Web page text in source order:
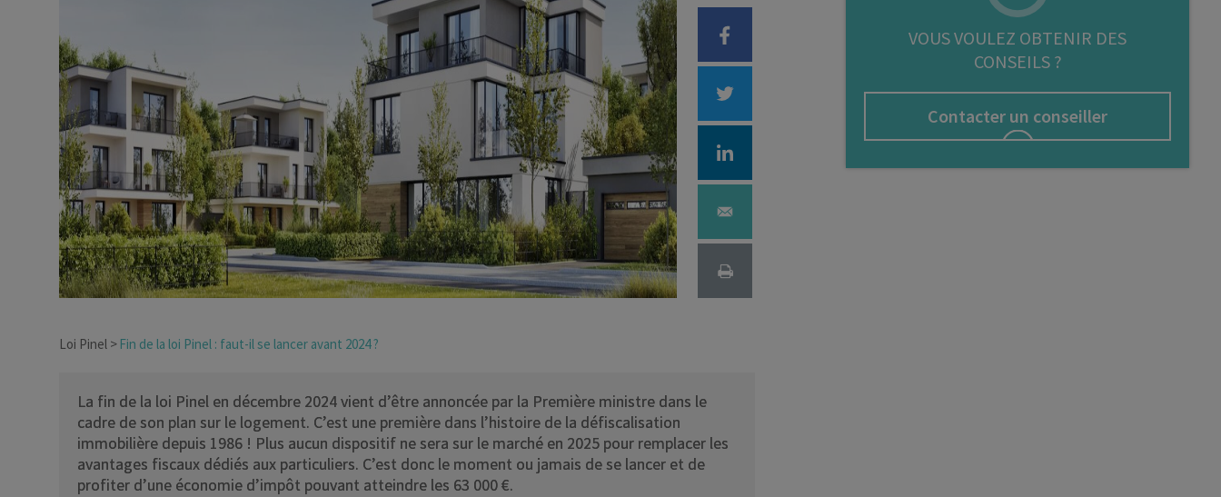
Dirigeant d’entreprise
Conseils fiscalité d’entreprise
Déficit foncier
Loi Pinel
Anciens dispositifs
Investissement locatif
Loi Pinel Fin de la loi Pinel : faut-il se lancer avant 2024 ?
La fin de la loi Pinel en décembre 2024 vient d’être annoncée par la Première ministre dans le
cadre de son plan sur le logement. C’est une première dans l’histoire de la défiscalisation
immobilière depuis 1986 ! Plus aucun dispositif ne sera sur le marché en 2025 pour remplacer les
avantages fiscaux dédiés aux particuliers. C’est donc le moment ou jamais de se lancer et de
profiter d’une économie d’impôt pouvant atteindre les 63 000 €.
VOUS VOULEZ OBTENIR DES
CONSEILS ?
Contacter un conseiller